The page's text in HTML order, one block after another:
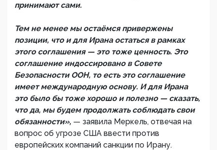
принимают сами.
Тем не менее мы остаёмся привержены
позиции, что и для Ирана остаться в рамках
этого соглашения — это тоже ценность. Это
соглашение индоссировано в Совете
Безопасности ООН, то есть это соглашение
имеет международную основу. И для Ирана
это было бы тоже хорошо и полезно — сказать,
что да, мы будем продолжать соблюдать свои
обязанности», — заявила Меркель, отвечая на
вопрос об угрозе США ввести против
европейских компаний санкции по Ирану.